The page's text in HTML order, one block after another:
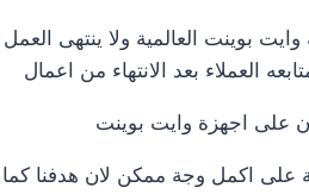
بوينت العالمية ولا ينتهى العمل
العملاء بعد الانتهاء من اعمال
على اجهزة وايت بوينت
على اكمل وجة ممكن لان هدفنا كما